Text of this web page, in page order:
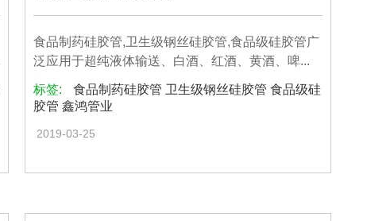
食品制药硅胶管,卫生级钢丝硅胶管,食品级硅胶管广
泛应用于超纯液体输送、白酒、红酒、黄酒、啤...
标签:
食品制药硅胶管 卫生级钢丝硅胶管 食品级硅
胶管 鑫鸿管业
2019-03-25